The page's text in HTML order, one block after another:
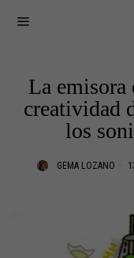
La emisora
creatividad
los
GEMA LOZANO